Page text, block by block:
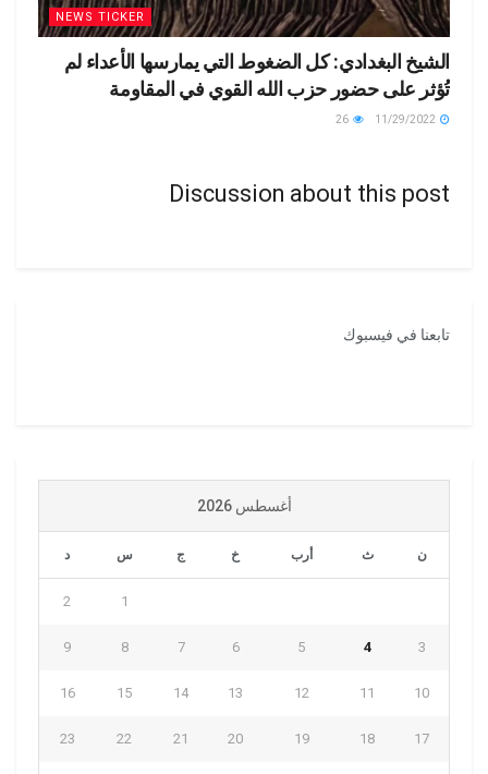
NEWS TICKER
الشيخ البغدادي: كل الضغوط التي يمارسها الأعداء لم
تُؤثر على حضور حزب الله القوي في المقاومة
Discussion about this post
تابعنا في فيسبوك
أغسطس 2026
ن ث أرب خ ج س د
1
2
3
4
5
6
7
8
9
10
11
12
13
14
15
16
17
18
19
20
21
22
23